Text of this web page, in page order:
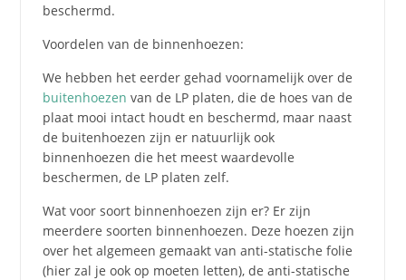
beschermd.
Voordelen van de binnenhoezen:
We hebben het eerder gehad voornamelijk over de
buitenhoezen van de LP platen, die de hoes van de
plaat mooi intact houdt en beschermd, maar naast
de buitenhoezen zijn er natuurlijk ook
binnenhoezen die het meest waardevolle
beschermen, de LP platen zelf.
Wat voor soort binnenhoezen zijn er? Er zijn
meerdere soorten binnenhoezen. Deze hoezen zijn
over het algemeen gemaakt van anti-statische folie
(hier zal je ook op moeten letten), de anti-statische